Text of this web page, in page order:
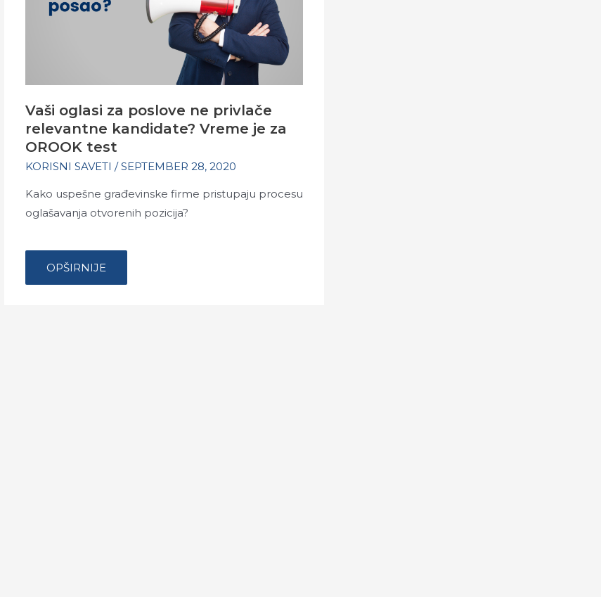
Vaši oglasi za poslove ne privlače
relevantne kandidate? Vreme je za
OROOK test
KORISNI SAVETI /SEPTEMBER 28, 2020
Kako uspešne građevinske firme pristupaju procesu
oglašavanja otvorenih pozicija?
…
VAŠI
OGLASI
ZA
OPŠIRNIJE